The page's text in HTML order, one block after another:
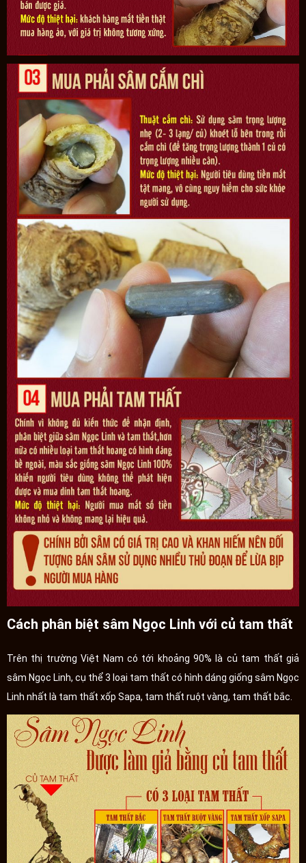
Cách phân biệt sâm Ngọc Linh với củ tam thất
Trên thị trường Việt Nam có tới khoảng 90% là củ tam thất giả
sâm Ngọc Linh, cụ thể 3 loại tam thất có hình dáng giống sâm Ngọc
Linh nhất là tam thất xốp Sapa, tam thất ruột vàng, tam thất bắc.